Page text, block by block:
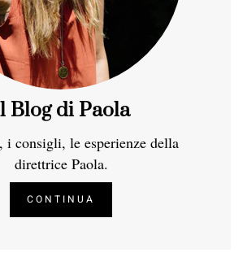
Blog di Paola
i consigli, le esperienze della
direttrice Paola.
CONTINUA